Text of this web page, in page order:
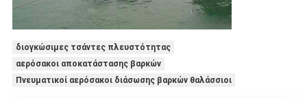
διογκώσιμες τσάντες πλευστότητας
αερόσακοι αποκατάστασης βαρκών
Πνευματικοί αερόσακοι διάσωσης βαρκών θαλάσσιοι